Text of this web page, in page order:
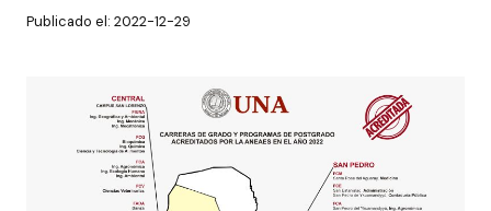
Publicado el: 2022-12-29